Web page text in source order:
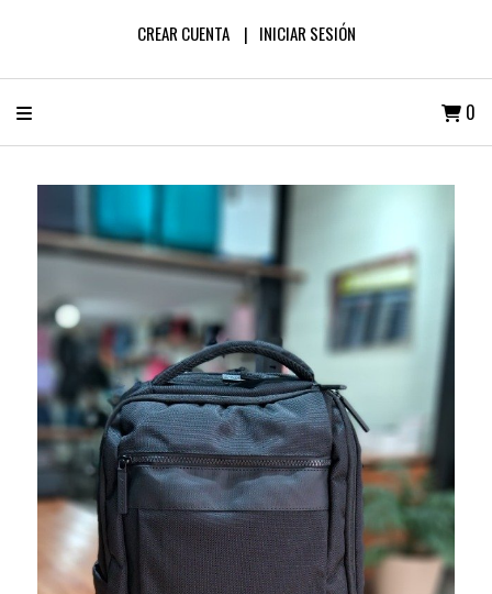
CREAR CUENTA INICIAR SESIÓN
0